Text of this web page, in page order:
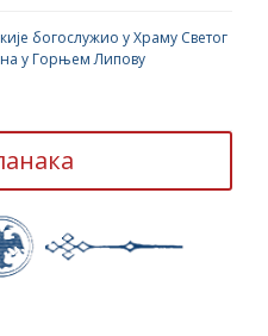
богослужио у Храму Светог
у Горњем Липову